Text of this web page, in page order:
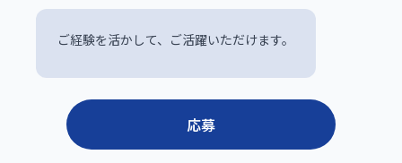
ご経験を活かして、ご活躍いただけます。
応募